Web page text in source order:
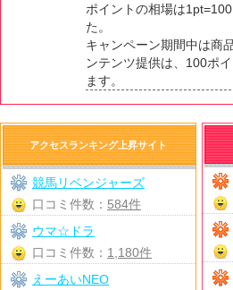
ポイントの相場は
た。
キャンペーン期間中は商
ンテンツ提供は、100ポ
ます。
アクセスランキング上昇サイト
競馬リベンジャーズ
口コミ件数： 584件
ウマ☆ドラ
口コミ件数： 1,180件
えーあいNEO